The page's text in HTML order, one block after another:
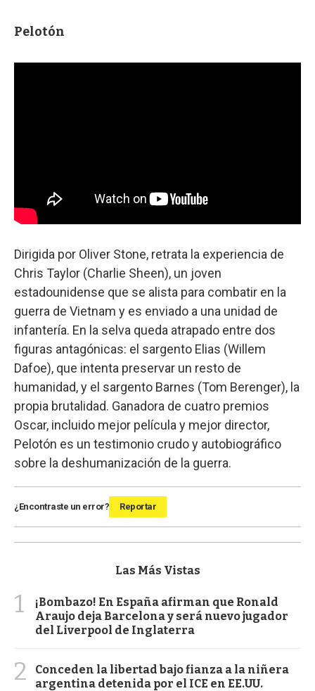
Pelotón
Dirigida por Oliver Stone, retrata la experiencia de
Chris Taylor (Charlie Sheen), un joven
estadounidense que se alista para combatir en la
guerra de Vietnam y es enviado a una unidad de
infantería. En la selva queda atrapado entre dos
figuras antagónicas: el sargento Elias (Willem
Dafoe), que intenta preservar un resto de
humanidad, y el sargento Barnes (Tom Berenger), la
propia brutalidad. Ganadora de cuatro premios
Oscar, incluido mejor película y mejor director,
Pelotón es un testimonio crudo y autobiográfico
sobre la deshumanización de la guerra.
¿Encontraste un error? Reportar
Las Más Vistas
1
¡Bombazo! En España afirman que Ronald
Araujo deja Barcelona y será nuevo jugador
del Liverpool de Inglaterra
2
Conceden la libertad bajo fianza a la niñera
argentina detenida por el ICE en EE.UU.